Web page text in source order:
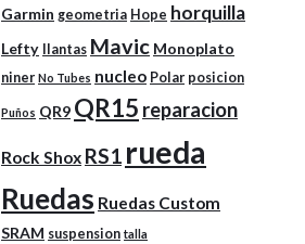
Garmin geometria Hope horquilla
Lefty llantas Mavic Monoplato
niner No Tubes nucleo Polar posicion
Puños QR9 QR15 reparacion
Rock Shox RS1 rueda
Ruedas Ruedas Custom
SRAM suspension talla